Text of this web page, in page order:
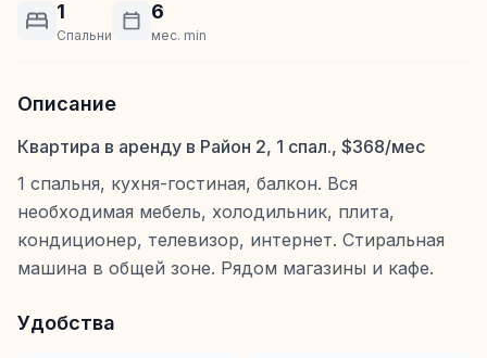
1
Спальни
6
мес. min
Описание
Квартира в аренду в Район 2, 1 спал., $368/мес
1 спальня, кухня-гостиная, балкон. Вся
необходимая мебель, холодильник, плита,
кондиционер, телевизор, интернет. Стиральная
машина в общей зоне. Рядом магазины и кафе.
Удобства